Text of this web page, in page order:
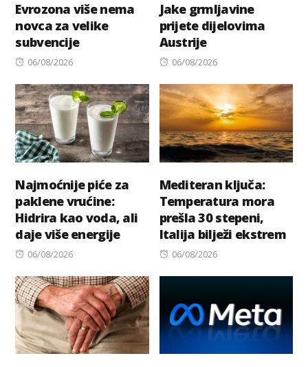
Evrozona više nema
novca za velike
subvencije
Posted
06/08/2026
Jake grmljavine
prijete dijelovima
Austrije
Posted
06/08/2026
Najmoćnije piće za
paklene vrućine:
Hidrira kao voda, ali
daje više energije
Posted
06/08/2026
Mediteran ključa:
Temperatura mora
prešla 30 stepeni,
Italija bilježi ekstrem
Posted
06/08/2026